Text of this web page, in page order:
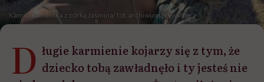
Kamila Kamińska z córką Jaśminą/ fot. archiwum prywatne
D ługie karmienie kojarzy się z tym, że
dziecko tobą zawładnęło i ty jesteś nie